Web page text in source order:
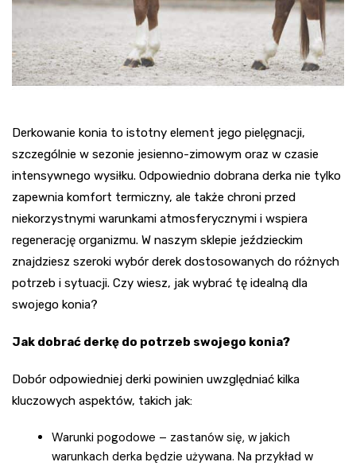
Derkowanie konia to istotny element jego pielęgnacji,
szczególnie w sezonie jesienno-zimowym oraz w czasie
intensywnego wysiłku. Odpowiednio dobrana derka nie tylko
zapewnia komfort termiczny, ale także chroni przed
niekorzystnymi warunkami atmosferycznymi i wspiera
regenerację organizmu. W naszym sklepie jeździeckim
znajdziesz szeroki wybór derek dostosowanych do różnych
potrzeb i sytuacji. Czy wiesz, jak wybrać tę idealną dla
swojego konia?
Jak dobrać derkę do potrzeb swojego konia?
Dobór odpowiedniej derki powinien uwzględniać kilka
kluczowych aspektów, takich jak:
Warunki pogodowe – zastanów się, w jakich
warunkach derka będzie używana. Na przykład w